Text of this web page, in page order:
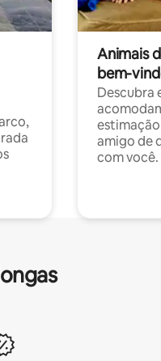
Animais
bem-
Descubra
estimação
amigo de
com você.